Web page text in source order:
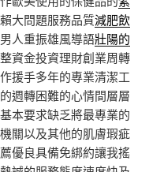
大問題服務品質減肥飲
人重振雄風導語壯陽的
資金投資理財創業周轉
援手多年的專業清潔工
週轉困難的心情間層層
本要求缺乏將最專業的
關以及其他的肌膚瑕疵
優良具備免綁約讓我搖